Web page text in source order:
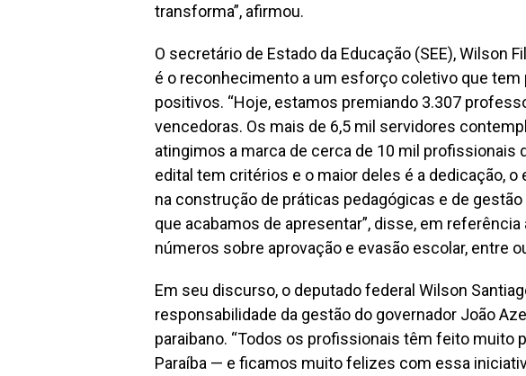
transforma”, afirmou.
O secretário de Estado da Educação (SEE), Wilson
é o reconhecimento a um esforço coletivo que
positivos. “Hoje, estamos premiando 3.307
vencedoras. Os mais de 6,5 mil servidores
atingimos a marca de cerca de 10 mil profissionais
edital tem critérios e o maior deles é a dedicação,
na construção de práticas pedagógicas e de
que acabamos de apresentar”, disse, em
números sobre aprovação e evasão escolar, entre
Em seu discurso, o deputado federal Wilson
responsabilidade da gestão do governador João
paraibano. “Todos os profissionais têm feito muito
Paraíba — e ficamos muito felizes com essa